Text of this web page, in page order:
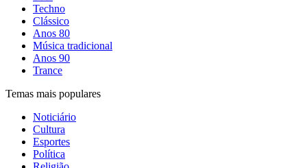
Techno
Clássico
Anos 80
Música tradicional
Anos 90
Trance
Temas mais populares
Noticiário
Cultura
Esportes
Política